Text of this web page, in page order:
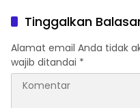
Pengeroyokan
Tinggalkan
Alamat email Anda tidak
wajib ditandai *